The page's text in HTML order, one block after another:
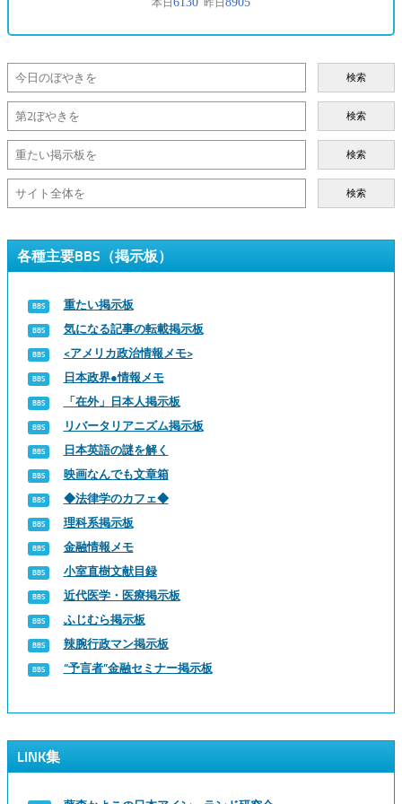
検索
検索
検索
検索
各種主要BBS（掲示板）
重たい掲示板
気になる記事の転載掲示板
<アメリカ政治情報メモ>
日本政界●情報メモ
「在外」日本人掲示板
リバータリアニズム掲示板
日本英語の謎を解く
映画なんでも文章箱
◆法律学のカフェ◆
理科系掲示板
金融情報メモ
小室直樹文献目録
近代医学・医療掲示板
ふじむら掲示板
辣腕行政マン掲示板
“予言者”金融セミナー掲示板
LINK集